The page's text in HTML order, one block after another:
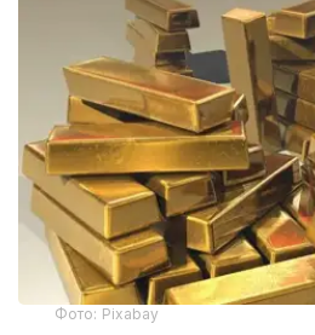
Фото: Pixabay